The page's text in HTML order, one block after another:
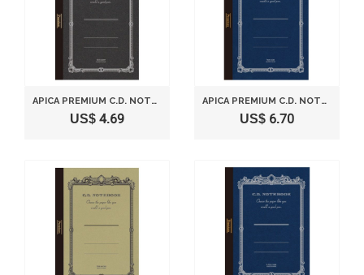
APICA PREMIUM C.D. NOTEBOOK - A6 -PLAIN- 96 SHEETS
US$ 4.69
APICA PREMIUM C.D. NOTEBOOK - A5 - 7 MM RULE - 96 SHEETS
US$ 6.70